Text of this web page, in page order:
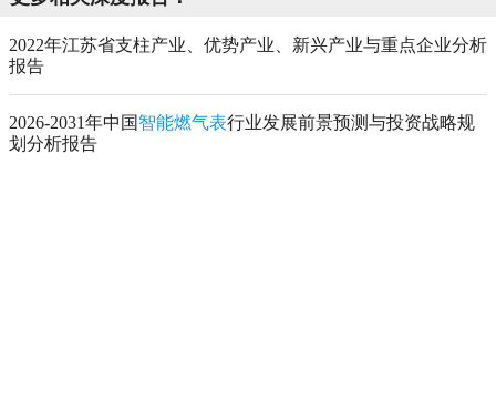
2022年江苏省支柱产业、优势产业、新兴产业与重点企业分析
报告
2026-2031年中国 智能燃气表行业发展前景预测与投资战略规
划分析报告